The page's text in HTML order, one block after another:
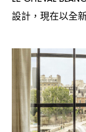
設計 ， 現在以全